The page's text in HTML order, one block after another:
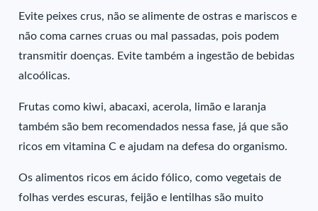
Evite peixes crus, não se alimente de ostras e mariscos e
não coma carnes cruas ou mal passadas, pois podem
transmitir doenças. Evite também a ingestão de bebidas
alcoólicas.
Frutas como kiwi, abacaxi, acerola, limão e laranja
também são bem recomendados nessa fase, já que são
ricos em vitamina C e ajudam na defesa do organismo.
Os alimentos ricos em ácido fólico, como vegetais de
folhas verdes escuras, feijão e lentilhas são muito